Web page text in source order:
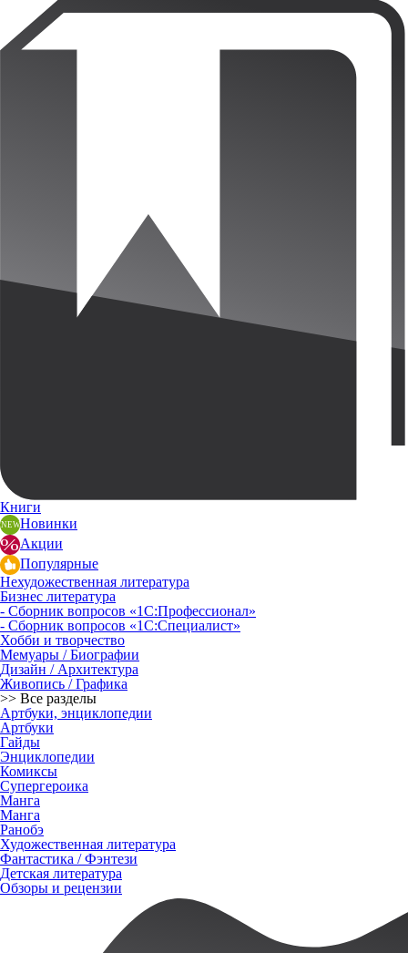
Книги
Новинки
Акции
Популярные
Нехудожественная литература
Бизнес литература
- Сборник вопросов «1С:Профессионал»
- Сборник вопросов «1С:Специалист»
Хобби и творчество
Мемуары / Биографии
Дизайн / Архитектура
Живопись / Графика
>> Все разделы
Артбуки, энциклопедии
Артбуки
Гайды
Энциклопедии
Комиксы
Супергероика
Манга
Манга
Ранобэ
Художественная литература
Фантастика / Фэнтези
Детская литература
Обзоры и рецензии